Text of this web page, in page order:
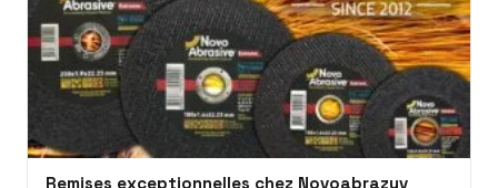
Remises exceptionnelles chez Novoabrazyv